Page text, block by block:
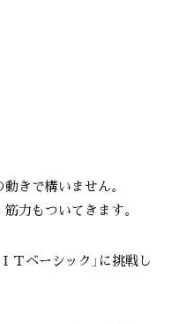
きで構いません。
力もついてきます。
Ｔベーシック」に挑戦し